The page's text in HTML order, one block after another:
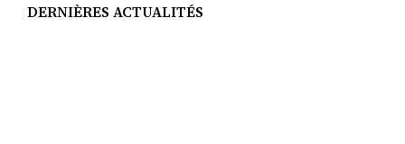
DERNIÈRES ACTUALITÉS